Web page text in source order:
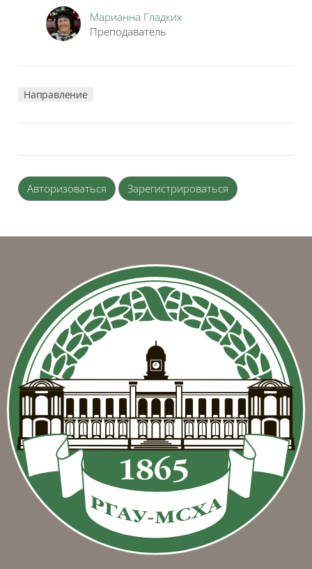
Марианна Гладких
Преподаватель
Направление
Авторизоваться Зарегистрироваться